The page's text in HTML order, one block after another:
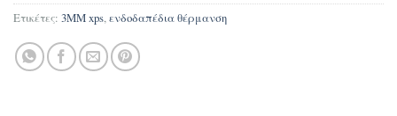
Ετικέτες: 3MM xps,ενδοδαπέδια θέρμανση